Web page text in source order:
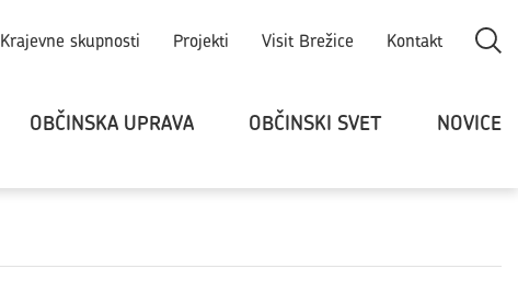
Krajevne skupnosti Projekti Visit Brežice Kontakt
OBČINSKA UPRAVA OBČINSKI SVET NOVICE